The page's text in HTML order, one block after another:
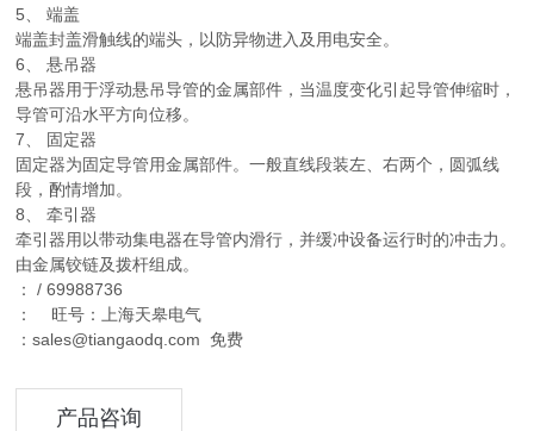
5、 端盖
端盖封盖滑触线的端头，以防异物进入及用电安全。
6、 悬吊器
悬吊器用于浮动悬吊导管的金属部件，当温度变化引起导管伸缩时，
导管可沿水平方向位移。
7、 固定器
固定器为固定导管用金属部件。一般直线段装左、右两个，圆弧线
段，酌情增加。
8、 牵引器
牵引器用以带动集电器在导管内滑行，并缓冲设备运行时的冲击力。
由金属铰链及拨杆组成。
： / 69988736
： 旺号：上海天皋电气
：sales@tiangaodq.com 免费
产品咨询